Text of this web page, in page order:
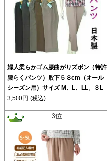
婦人柔らかゴム腰曲がりズボン（特許
腰らくパンツ）股下５８cm（オール
シーズン用）サイズ M、L、LL、３L
3,500円 (税込)
3位